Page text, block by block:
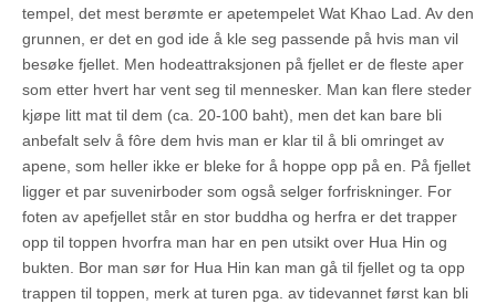
tempel, det mest berømte er apetempelet Wat Khao Lad. Av den
grunnen, er det en god ide å kle seg passende på hvis man vil
besøke fjellet. Men hodeattraksjonen på fjellet er de fleste aper
som etter hvert har vent seg til mennesker. Man kan flere steder
kjøpe litt mat til dem (ca. 20-100 baht), men det kan bare bli
anbefalt selv å fôre dem hvis man er klar til å bli omringet av
apene, som heller ikke er bleke for å hoppe opp på en. På fjellet
ligger et par suvenirboder som også selger forfriskninger. For
foten av apefjellet står en stor buddha og herfra er det trapper
opp til toppen hvorfra man har en pen utsikt over Hua Hin og
bukten. Bor man sør for Hua Hin kan man gå til fjellet og ta opp
trappen til toppen, merk at turen pga. av tidevannet først kan bli